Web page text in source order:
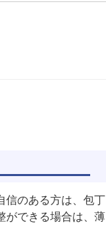
信のある方は、包丁
ができる場合は、薄